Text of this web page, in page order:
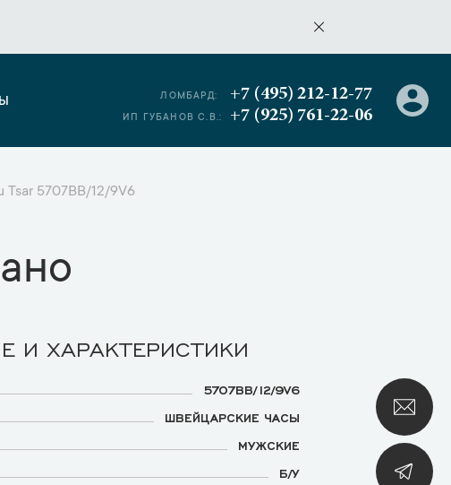
ЛОМБАРД: +7 (495) 212-12-77
ИП ГУБАНОВ С.В.: +7 (925) 761-22-06
Tsar 5707BB/12/9V6
И ХАРАКТЕРИСТИКИ
5707BB/12/9V6
ШВЕЙЦАРСКИЕ ЧАСЫ
МУЖСКИЕ
Б/У